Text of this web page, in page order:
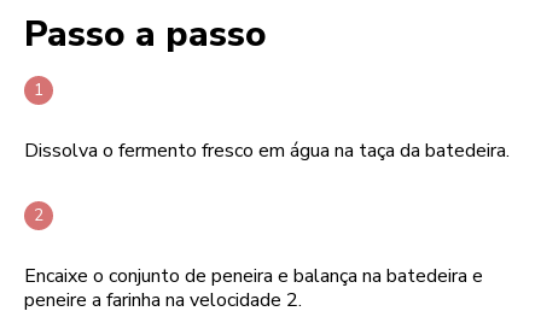
Passo a passo
Dissolva o fermento fresco em água na taça da batedeira.
Encaixe o conjunto de peneira e balança na batedeira e
peneire a farinha na velocidade 2.